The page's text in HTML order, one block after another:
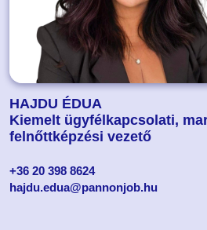
HAJDU ÉDUA
Kiemelt ügyfélkapcsolati,
felnőttképzési vezető
+36 20 398 8624
hajdu.edua@pannonjob.hu